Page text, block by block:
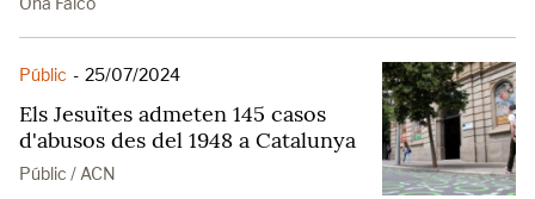
Públic - 25/07/2024
Els Jesuïtes admeten 145 casos
d'abusos des del 1948 a Catalunya
Públic / ACN